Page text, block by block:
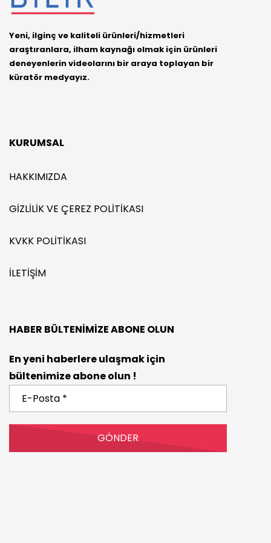
Yeni, ilginç ve kaliteli ürünleri/hizmetleri
araştıranlara, ilham kaynağı olmak için ürünleri
deneyenlerin videolarını bir araya toplayan bir
küratör medyayız.
KURUMSAL
HAKKIMIZDA
GIZLILIK VE ÇEREZ POLITIKASI
KVKK POLITIKASI
İLETIŞIM
HABER BÜLTENIMIZE ABONE OLUN
En yeni haberlere ulaşmak için
bültenimize abone olun !
Posta
*